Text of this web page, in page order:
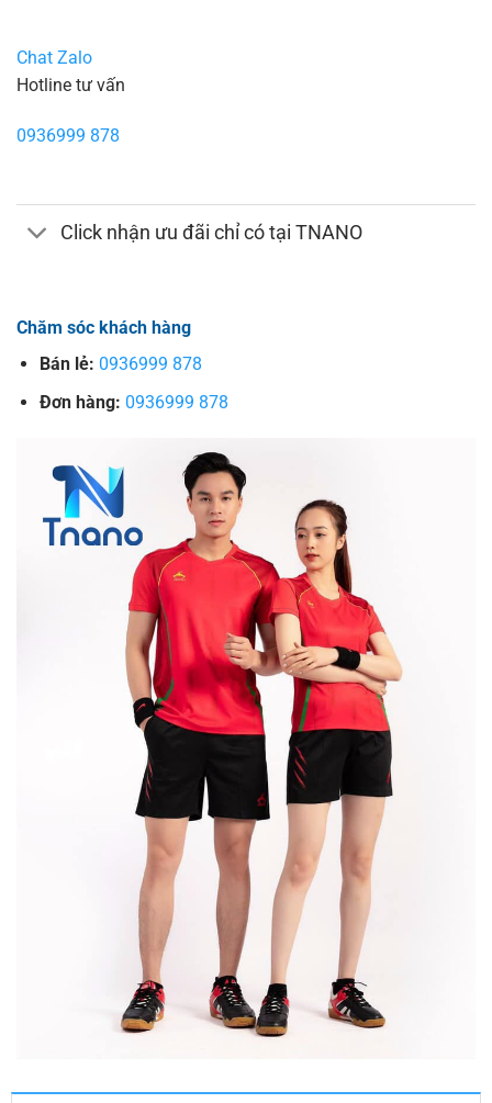
Chat Zalo
Hotline tư vấn
0936999 878
Click nhận ưu đãi chỉ có tại TNANO
Chăm sóc khách hàng
Bán lẻ: 0936999 878
Đơn hàng: 0936999 878